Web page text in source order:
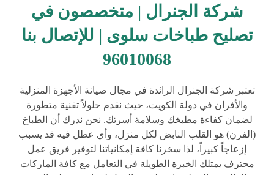
شركة الجنرال | متخصصون في
تصليح طباخات سلوى | للإتصال بنا
96010068
تعتبر شركة الجنرال الرائدة في مجال صيانة الأجهزة المنزلية
والأفران في دولة الكويت، حيث نقدم حلولاً تقنية متطورة
لضمان كفاءة مطبخك وسلامة أسرتك. نحن ندرك أن الطباخ
(الفرن) هو القلب النابض لكل منزل، وأي عطل فيه قد يسبب
إزعاجاً كبيراً، لذا سخرنا كافة إمكانياتنا لتوفير فريق عمل
محترف يمتلك الخبرة الطويلة في التعامل مع كافة الماركات